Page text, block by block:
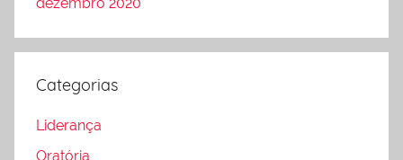
Categorias
Liderança
Oratória